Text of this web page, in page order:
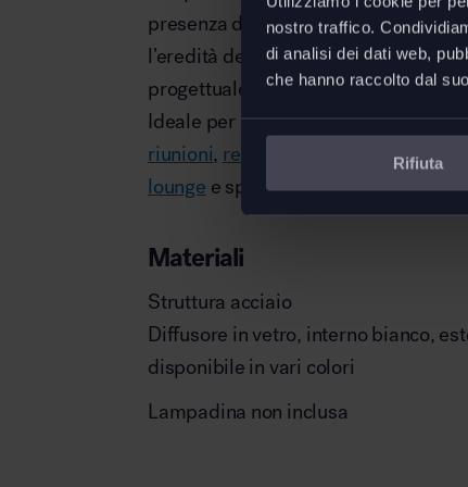
nostro traffico.
di analisi dei dati web,
che hanno raccolto dal
Rifiuta
presenza discreta ma carica di
l’eredità del modernismo francese
progettuale.
Ideale per arredarehome office,
riunioni, reception, aree relax,
lounge e spazihospitality.
Materiali
Struttura acciaio
Diffusore in vetro, interno bianco,
disponibile in vari colori
Lampadina non inclusa